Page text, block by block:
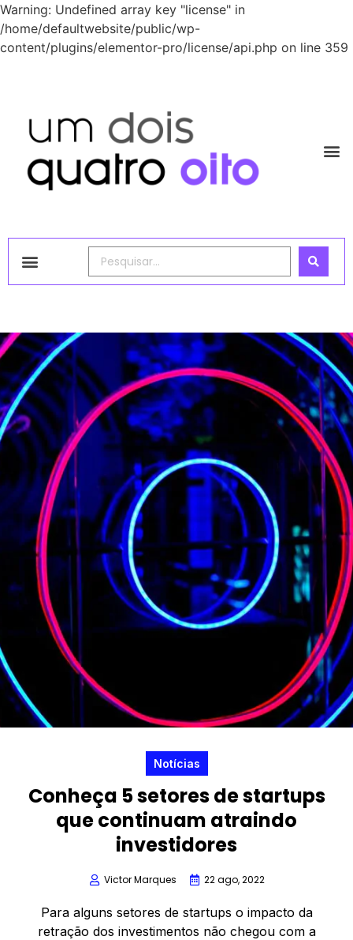
Warning: Undefined array key "license" in
/home/defaultwebsite/public/wp-
content/plugins/elementor-pro/license/api.php on line 359
Notícias
Conheça 5 setores de startups
que continuam atraindo
investidores
Victor Marques 22 ago, 2022
Para alguns setores de startups o impacto da
retração dos investimentos não chegou com a